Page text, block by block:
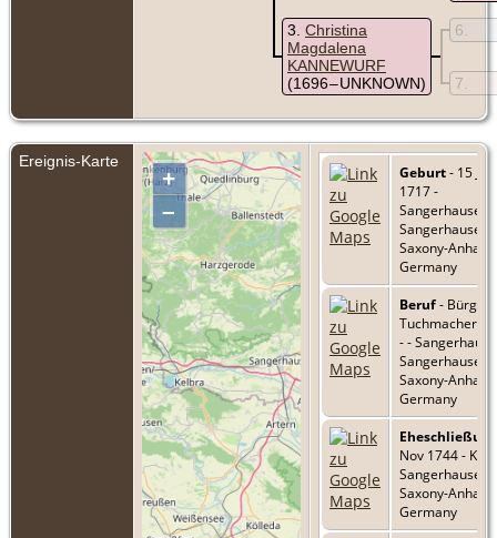
3 Christina
Magdalena
KANNEWURF
(1696 – UNKNOWN)
6
7
Ereignis-Karte
+
–
Geburt- 15 Jan
1717 -
Sangerhausen,
Sangerhausen,
Saxony-Anhalt,
Germany
Beruf- Bürger
- -
Sangerhausen,
Saxony-Anhalt,
Germany
Eheschließung
Nov 1744 -
Sangerhausen,
Saxony-Anhalt,
Germany